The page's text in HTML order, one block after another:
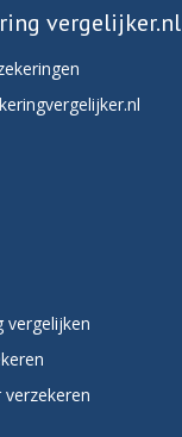
vergelijker.nl
vergelijken